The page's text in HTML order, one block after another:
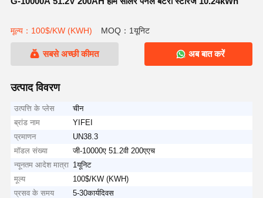
मूल्य：100$/KW (KWH) MOQ：1यूनिट
सबसे अच्छी कीमत अब बात करें
उत्पाद विवरण
उत्पत्ति के प्लेस
चीन
ब्रांड नाम
YIFEI
प्रमाणन
UN38.3
मॉडल संख्या
जी-10000ए 51.2वी 200एएच
न्यूनतम आदेश मात्रा 1यूनिट
मूल्य
100$/KW (KWH)
प्रसव के समय
5-30कार्यदिवस